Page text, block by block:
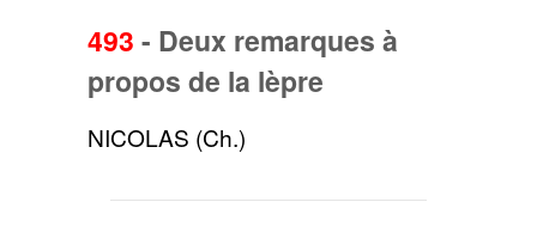
493 - Deux remarques à
propos de la lèpre
NICOLAS (Ch.)